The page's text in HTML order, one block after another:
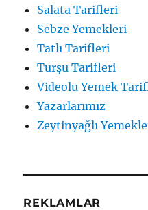
Salata Tarifleri
Sebze Yemekleri
Tatlı Tarifleri
Turşu Tarifleri
Videolu Yemek
Yazarlarımız
Zeytinyağlı
REKLAMLAR